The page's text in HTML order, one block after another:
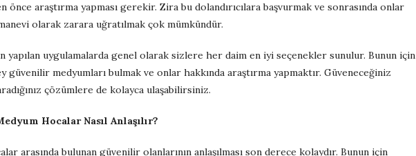
önce araştırma yapması gerekir. Zira bu dolandırıcılara başvurmak ve sonrasında onlar
olarak zarara uğratılmak çok mümkündür.
yapılan uygulamalarda genel olarak sizlere her daim en iyi seçenekler sunulur. Bunun için
güvenilir medyumları bulmak ve onlar hakkında araştırma yapmaktır. Güveneceğiniz
çözümlere de kolayca ulaşabilirsiniz.
Hocalar Nasıl Anlaşılır?
arasında bulunan güvenilir olanlarının anlaşılması son derece kolaydır. Bunun için